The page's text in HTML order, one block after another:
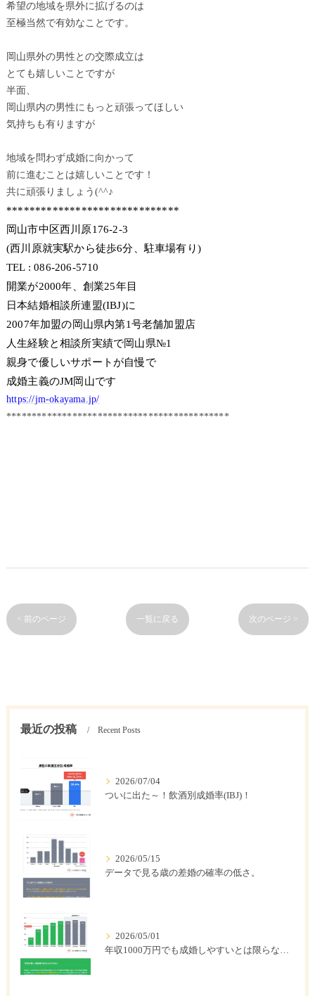
希望の地域を県外に拡げるのは
至極当然で有効なことです。
岡山県外の男性との交際成立は
とても嬉しいことですが
半面、
岡山県内の男性にもっと頑張ってほしい
気持ちも有りますが
地域を問わず成婚に向かって
前に進むことは嬉しいことです！
共に頑張りましょう(^^♪
******************************
岡山市中区西川原176-2-3
(西川原就実駅から徒歩6分、駐車場有り)
TEL : 086-206-5710
開業が2000年、創業25年目
日本結婚相談所連盟(IBJ)に
2007年加盟の岡山県内第1号老舗加盟店
人生経験と相談所実績で岡山県№1
親身で優しいサポートが自慢で
成婚主義のJM岡山です
https://jm-okayama.jp/
********************************************
< 前のページ 一覧に戻る 次のページ >
最近の投稿 Recent Posts
2026/07/04
ついに出た～！飲酒別成婚率(IBJ)！
2026/05/15
データで見る歳の差婚の確率の低さ。
2026/05/01
年収1000万円でも成婚しやすいとは限らない? 「年収帯別の成婚率」のリアル